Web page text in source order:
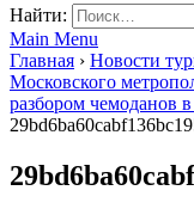
Найти:
Main Menu
Главная › Новости
Московского
разбором чемоданов